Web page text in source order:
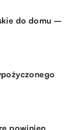
do domu –
powinien